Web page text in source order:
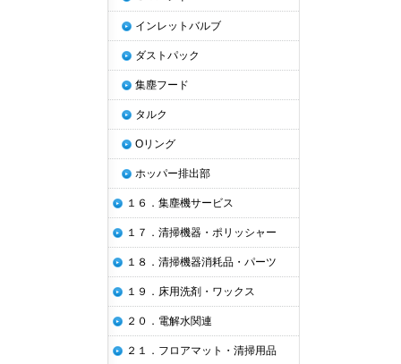
インレットバルブ
ダストパック
集塵フード
タルク
Oリング
ホッパー排出部
１６．集塵機サービス
１７．清掃機器・ポリッシャー
１８．清掃機器消耗品・パーツ
１９．床用洗剤・ワックス
２０．電解水関連
２１．フロアマット・清掃用品